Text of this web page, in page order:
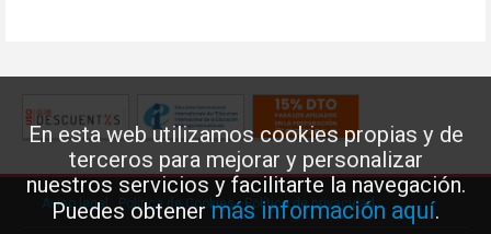
En esta web utilizamos cookies propias y de
terceros para mejorar y personalizar
nuestros servicios y facilitarte la navegación.
Puedes obtenermás información aquí.
Aviso legal Política de Cookies· Política de privacidad